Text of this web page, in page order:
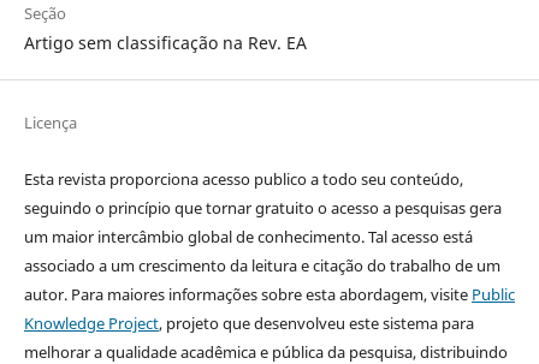
Seção
Artigo sem classificação na Rev. EA
Licença
Esta revista proporciona acesso publico a todo seu conteúdo,
seguindo o princípio que tornar gratuito o acesso a pesquisas gera
um maior intercâmbio global de conhecimento. Tal acesso está
associado a um crescimento da leitura e citação do trabalho de um
autor. Para maiores informações sobre esta abordagem, visite Public
Knowledge Project, projeto que desenvolveu este sistema para
melhorar a qualidade acadêmica e pública da pesquisa, distribuindo